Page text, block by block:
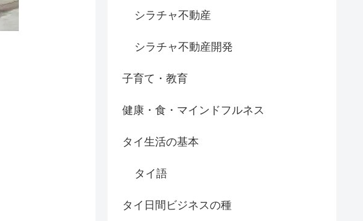
シラチャ不動産
シラチャ不動産開発
子育て・教育
健康・食・マインドフルネス
タイ生活の基本
タイ語
タイ日間ビジネスの種